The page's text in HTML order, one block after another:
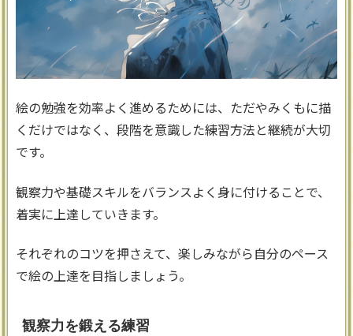
絵の勉強を効率よく進めるためには、ただやみくもに描
くだけではなく、段階を意識した練習方法と継続が大切
です。
観察力や基礎スキルをバランスよく身に付けることで、
着実に上達していきます。
それぞれのコツを押さえて、楽しみながら自分のペース
で絵の上達を目指しましょう。
観察力を鍛える練習